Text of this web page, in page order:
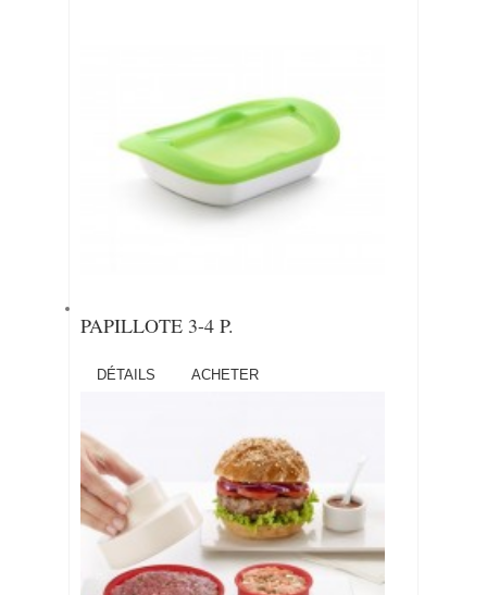
PAPILLOTE 3-4 P.
DÉTAILS ACHETER